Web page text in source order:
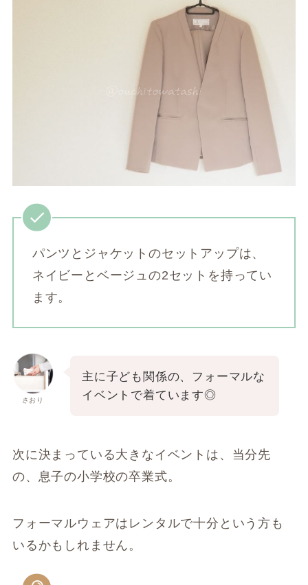
パンツとジャケットのセットアップは、
ネイビーとベージュの2セットを持ってい
ます。
さおり
主に子ども関係の、フォーマルな
イベントで着ています◎
次に決まっている大きなイベントは、当分先
の、息子の小学校の卒業式。
フォーマルウェアはレンタルで十分という方も
いるかもしれません。